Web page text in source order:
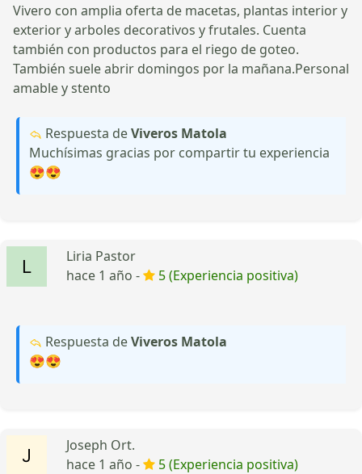
Vivero con amplia oferta de macetas, plantas interior y
exterior y arboles decorativos y frutales. Cuenta
también con productos para el riego de goteo.
También suele abrir domingos por la mañana.Personal
amable y stento
Respuesta deViveros Matola
Muchísimas gracias por compartir tu experiencia
😍😍
Liria Pastor
hace 1 año -
5 (Experiencia positiva)
Respuesta deViveros Matola
😍😍
Joseph Ort.
hace 1 año -
5 (Experiencia positiva)